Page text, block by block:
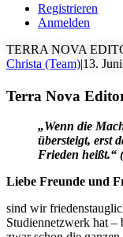
Registrieren
Anmelden
TERRA NOVA
Christa (Team)|13.
Terra Nova
„Wenn die
übersteigt, erst
Frieden heißt.“
Liebe Freunde und
sind wir
Studiennetzwerk hat –